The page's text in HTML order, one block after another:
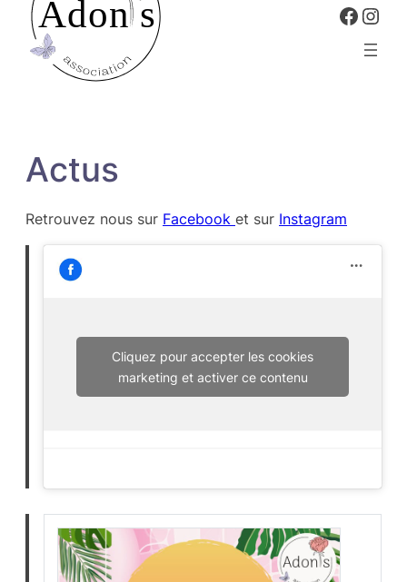
Actus
Retrouvez nous sur Facebook et sur Instagram
Cliquez pour accepter les cookies
marketing et activer ce contenu